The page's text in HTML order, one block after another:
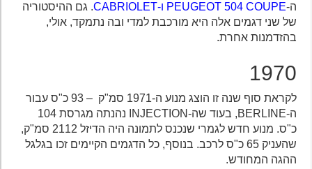
PEUGEOT 504 COUPE ו-CABRIOLET
. גם ההיסטוריה
של שני דגמים אלה היא מורכבת למדי ובה נתמקד, אולי,
בהזדמנות אחרת.
1970
לקראת סוף שנה זו הוצג מנוע ה-1971 סמ"ק – 93 כ"ס עבור
ה-BERLINE, בעוד שה-INJECTION נהנתה מגרסת 104
כ"ס. מנוע חדש לגמרי שנכנס לתמונה היה הדיזל 2112 סמ"ק,
שהעניק 65 כ"ס לרכב. בנוסף, כל הדגמים הקיימים זכו בגלגל
ההגה המחודש.